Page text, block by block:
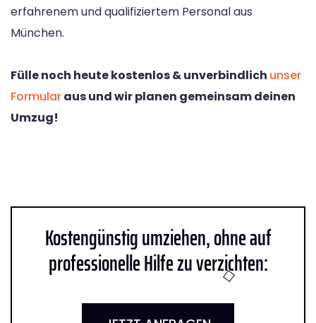
erfahrenem und qualifiziertem Personal aus
München.
Fülle noch heute kostenlos & unverbindlich unser
Formularaus und wir planen gemeinsam deinen
Umzug!
Kostengünstig umziehen, ohne auf
professionelle Hilfe zu verzichten: